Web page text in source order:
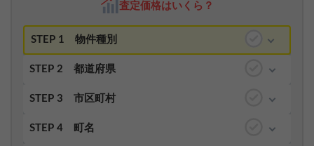
査定価格はいくら？
STEP 1 物件種別
STEP 2 都道府県
STEP 3 市区町村
STEP 4 町名